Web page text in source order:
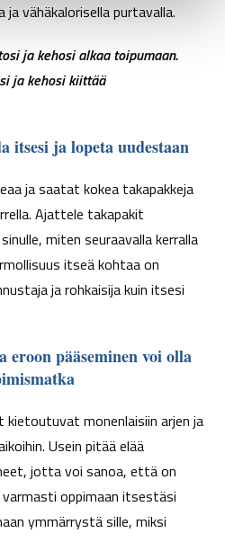
ja vähäkalorisella purtavalla.
ja kehosi alkaa toipumaan.
ja kehosi kiittää
itsesi ja lopeta uudestaan
ja saatat kokea takapakkeja
Ajattele takapakit
miten seuraavalla kerralla
itseä kohtaa on
ja rohkaisija kuin itsesi
pääseminen voi olla
monenlaisiin arjen ja
Usein pitää elää
jotta voi sanoa, että on
oppimaan itsestäsi
ymmärrystä sille, miksi